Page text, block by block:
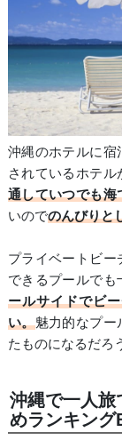
沖縄のホテルに宿
されているホテ
通していつでも海
いのでのんびりと
プライベートビ
できるプールでも
ールサイドでビ
い。魅力的なプー
たものになるだろ
沖縄で一人旅
めランキング